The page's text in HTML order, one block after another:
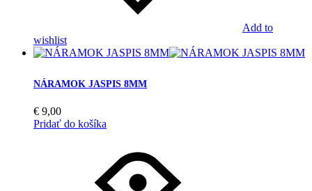
Add to
wishlist
NÁRAMOK JASPIS 8MM
€ 9,00
Pridať do košíka